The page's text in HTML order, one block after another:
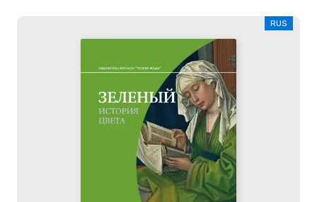
RUS